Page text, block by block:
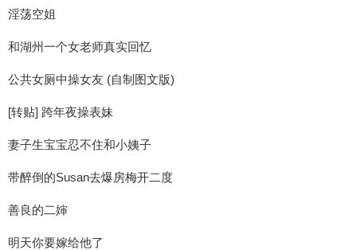
淫荡空姐
和湖州一个女老师真实回忆
公共女厕中操女友 (自制图文版)
[转贴] 跨年夜操表妹
妻子生宝宝忍不住和小姨子
带醉倒的Susan去爆房梅开二度
善良的二婶
明天你要嫁给他了